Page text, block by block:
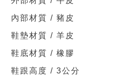
內部材質 / 豬皮
鞋墊材質 / 羊皮
鞋底材質 / 橡膠
鞋跟高度 / 3公分